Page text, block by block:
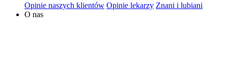
Opinie naszych klientów Opinie lekarzy Znani i lubiani
O nas